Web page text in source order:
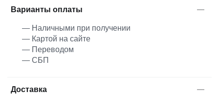
Варианты оплаты
— Наличными при получении
— Картой на сайте
— Переводом
— СБП
Доставка